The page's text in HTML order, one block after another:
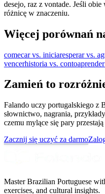
desejo, raz z vontade. Jeśli
różnicę w znaczeniu.
Więcej porównań
comecar vs. iniciaresperar vs.
vencerhistoria vs. conto
Zamień to
Falando uczy portugalskiego z
słownictwo, nagrania,
czemu mylące się pary
Zacznij się uczyć za darmo
Master Brazilian Portuguese
exercises, and cultural insights.